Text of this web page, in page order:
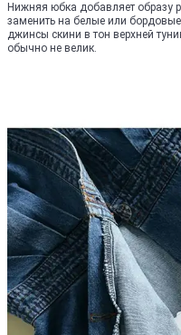
Нижняя юбка добавляет образу
заменить на белые или
джинсы скини в тон верхней
обычно не велик.